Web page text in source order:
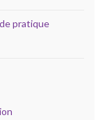
pratique